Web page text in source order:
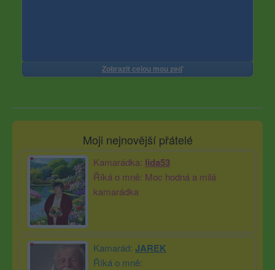
Zobrazit celou mou zeď
Moji nejnovější přátelé
Kamarádka: lida53
Říká o mně: Moc hodná a milá
kamarádka
Kamarád: JAREK
Říká o mně: